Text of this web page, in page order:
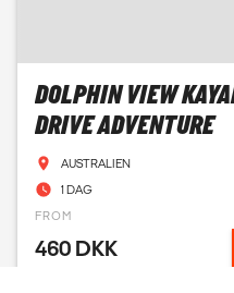
DOLPHIN VIEW
DRIVE ADVENTURE
AUSTRALIEN
1 DAG
FROM
460 DKK